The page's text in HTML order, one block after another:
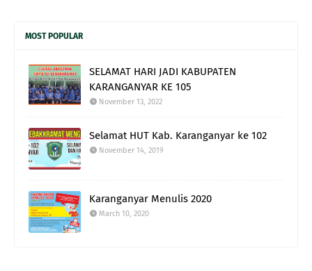
MOST POPULAR
SELAMAT HARI JADI KABUPATEN
KARANGANYAR KE 105
November 13, 2022
Selamat HUT Kab. Karanganyar ke 102
November 14, 2019
Karanganyar Menulis 2020
March 10, 2020